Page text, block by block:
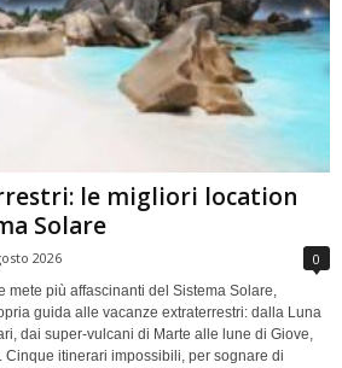
le migliori location
Solare
2026 0
mete più affascinanti del Sistema Solare,
guida alle vacanze extraterrestri: dalla Luna
dai super-vulcani di Marte alle lune di Giove,
Cinque itinerari impossibili, per sognare di